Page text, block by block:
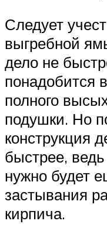
Следует
выгребной
дело не
понадобится
полного
подушки. Но
конструкция
быстрее,
нужно будет
застывания
кирпича.